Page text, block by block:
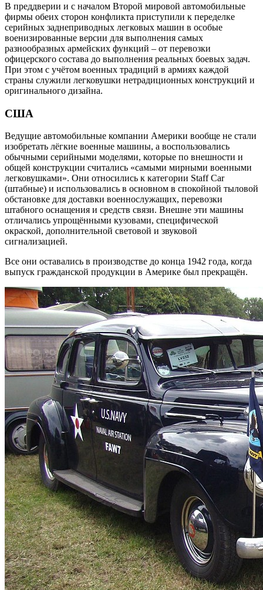
В преддверии и с началом Второй мировой автомобильные
фирмы обеих сторон конфликта приступили к переделке
серийных заднеприводных легковых машин в особые
военизированные версии для выполнения самых
разнообразных армейских функций – от перевозки
офицерского состава до выполнения реальных боевых задач.
При этом с учётом военных традиций в армиях каждой
страны служили легковушки нетрадиционных конструкций и
оригинального дизайна.
США
Ведущие автомобильные компании Америки вообще не стали
изобретать лёгкие военные машины, а воспользовались
обычными серийными моделями, которые по внешности и
общей конструкции считались «самыми мирными военными
легковушками». Они относились к категории Staff Car
(штабные) и использовались в основном в спокойной тыловой
обстановке для доставки военнослужащих, перевозки
штабного оснащения и средств связи. Внешне эти машины
отличались упрощёнными кузовами, специфической
окраской, дополнительной световой и звуковой
сигнализацией.
Все они оставались в производстве до конца 1942 года, когда
выпуск гражданской продукции в Америке был прекращён.